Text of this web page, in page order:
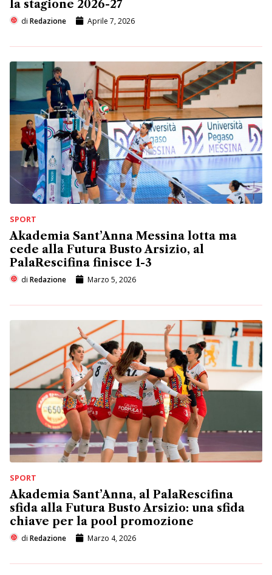
la stagione 2026-27
di Redazione Aprile 7, 2026
SPORT
Akademia Sant’Anna Messina lotta ma
cede alla Futura Busto Arsizio, al
PalaRescifina finisce 1-3
di Redazione Marzo 5, 2026
SPORT
Akademia Sant’Anna, al PalaRescifina
sfida alla Futura Busto Arsizio: una sfida
chiave per la pool promozione
di Redazione Marzo 4, 2026